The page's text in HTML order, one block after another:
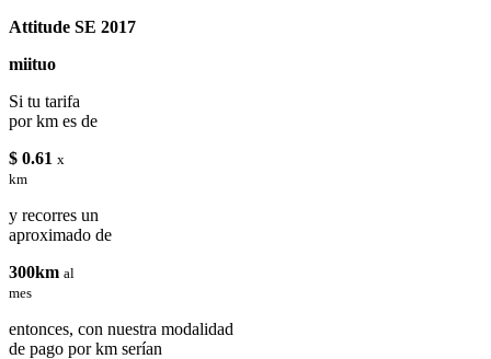
Attitude SE 2017
miituo
Si tu tarifa
por km es de
$ 0.61 x
km
y recorres un
aproximado de
300km al
mes
entonces, con nuestra modalidad
de pago por km serían